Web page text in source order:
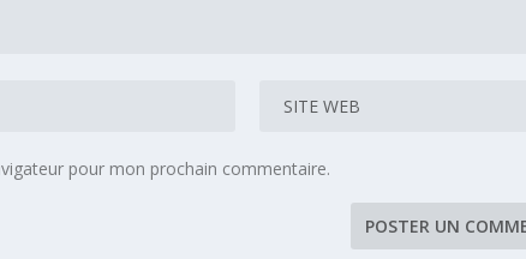
pour mon prochain commentaire.